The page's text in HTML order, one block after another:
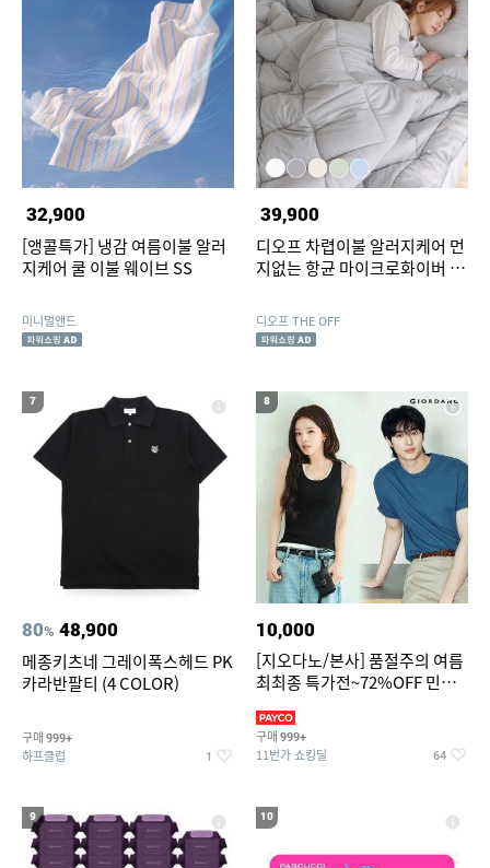
32,900
[앵콜특가] 냉감 여름이불 알러
지케어 쿨 이불 웨이브 SS
미니멀앤드
39,900
디오프 차렵이불 알러지케어 먼
지없는 항균 마이크로화이버 사
디오프 THE OFF
7
80% 48,900
메종키츠네 그레이폭스헤드 PK
카라반팔티 (4 COLOR)
구매 999+
하프클럽 1
8
10,000
[지오다노/본사] 품절주의 여름
최최종 특가전~72%OFF 민소
구매 999+
11번가 쇼킹딜 64
9 10